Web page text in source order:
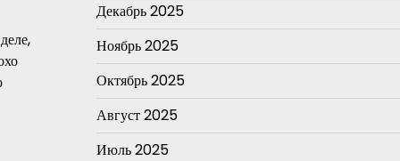
Декабрь 2025
Ноябрь 2025
Октябрь 2025
Август 2025
Июль 2025